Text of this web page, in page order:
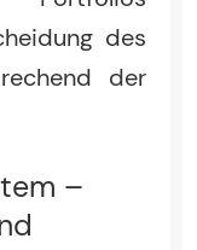
des
der
–